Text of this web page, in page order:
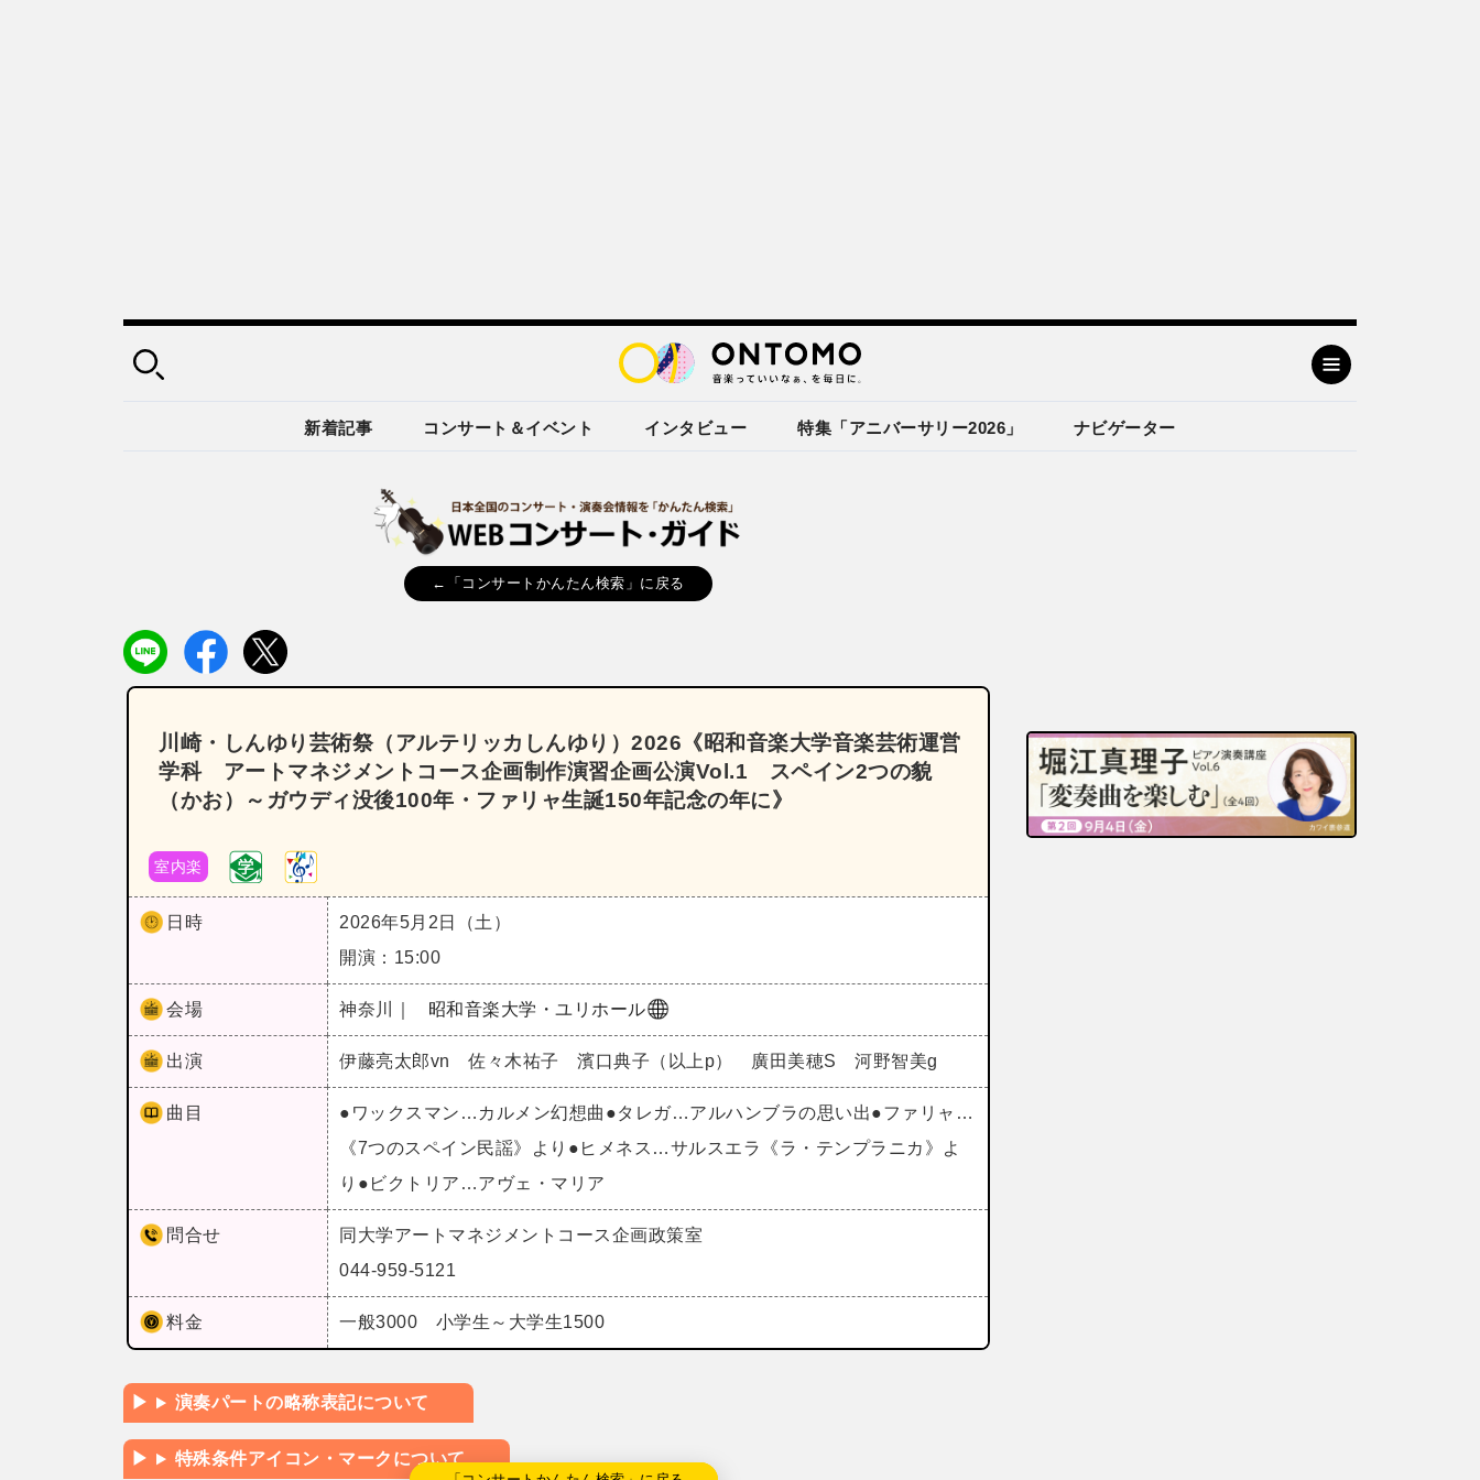
新着記事 コンサート＆イベント インタビュー 特集「アニバーサリー2026」 ナビゲーター
←「コンサートかんたん検索」に戻る
川崎・しんゆり芸術祭（アルテリッカしんゆり）2026《昭和音楽大学音楽芸術運営
学科 アートマネジメントコース企画制作演習企画公演Vol.1 スペイン2つの貌
（かお）～ガウディ没後100年・ファリャ生誕150年記念の年に》
室内楽
日時
2026年5月2日（土）
開演：15:00
会場 神奈川｜ 昭和音楽大学・ユリホール
出演 伊藤亮太郎vn 佐々木祐子 濱口典子（以上p） 廣田美穂S 河野智美g
曲目
●ワックスマン…カルメン幻想曲●タレガ…アルハンブラの思い出●ファリャ…
《7つのスペイン民謡》より●ヒメネス…サルスエラ《ラ・テンプラニカ》よ
り●ビクトリア…アヴェ・マリア
問合せ
同大学アートマネジメントコース企画政策室
044-959-5121
料金 一般3000 小学生～大学生1500
演奏パートの略称表記について
特殊条件アイコン・マークについて